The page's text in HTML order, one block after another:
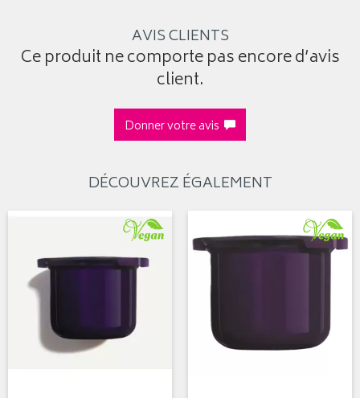
AVIS CLIENTS
Ce produit ne comporte pas encore d’avis
client.
Donner votre avis
DÉCOUVREZ ÉGALEMENT